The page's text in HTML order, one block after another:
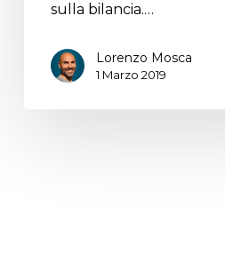
sulla bilancia.…
Lorenzo Mosca
1 Marzo 2019